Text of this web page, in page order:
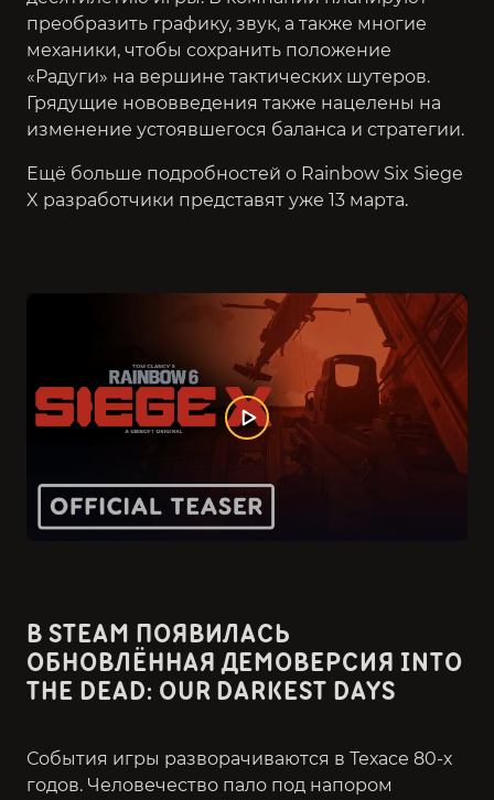
преобразить графику, звук, а также многие
механики, чтобы сохранить положение
«Радуги» на вершине тактических шутеров.
Грядущие нововведения также нацелены на
изменение устоявшегося баланса и стратегии.
Ещё больше подробностей о Rainbow Six Siege
X разработчики представят уже 13 марта.
В STEAM ПОЯВИЛАСЬ
ОБНОВЛЁННАЯ ДЕМОВЕРСИЯ INTO
THE DEAD: OUR DARKEST DAYS
События игры разворачиваются в Техасе 80-х
годов. Человечество пало под напором